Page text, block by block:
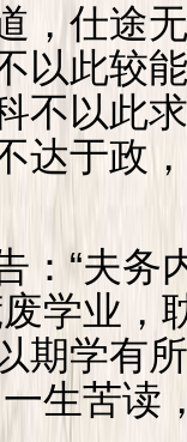
仕途无
以此较
不以此
达于政
“夫务
学业，
期学有
生苦读